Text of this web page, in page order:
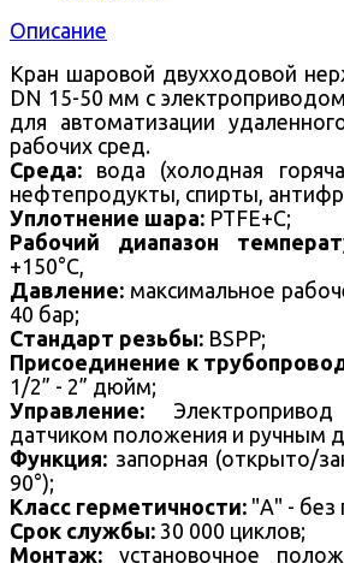
Описание
Кран шаровой двухходовой
DN 15-50 мм с
для автоматизации
рабочих сред.
Среда: вода (холодная
нефтепродукты, спирты,
Уплотнение шара: PTFE+C;
Рабочий диапазон
+150°С,
Давление: максимальное
40 бар;
Стандарт резьбы: BSPP;
Присоединение к
1/2” - 2” дюйм;
Управление:
датчиком положения и ручным
Функция: запорная (открыто/
90°);
Класс герметичности: "А" - без
Срок службы: 30 000 циклов;
Монтаж: установочное